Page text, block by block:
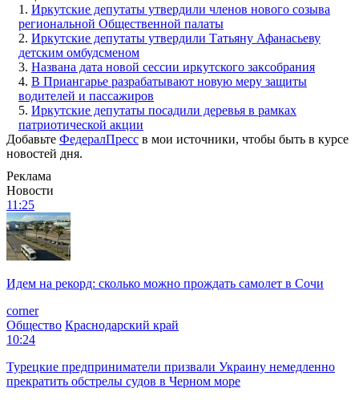
1. Иркутские депутаты утвердили членов нового созыва
региональной Общественной палаты
2. Иркутские депутаты утвердили Татьяну Афанасьеву
детским омбудсменом
3. Названа дата новой сессии иркутского заксобрания
4. В Приангарье разрабатывают новую меру защиты
водителей и пассажиров
5. Иркутские депутаты посадили деревья в рамках
патриотической акции
Добавьте ФедералПресс в мои источники, чтобы быть в курсе
новостей дня.
Реклама
Новости
11:25
Идем на рекорд: сколько можно прождать самолет в Сочи
corner
Общество Краснодарский край
10:24
Турецкие предприниматели призвали Украину немедленно
прекратить обстрелы судов в Черном море